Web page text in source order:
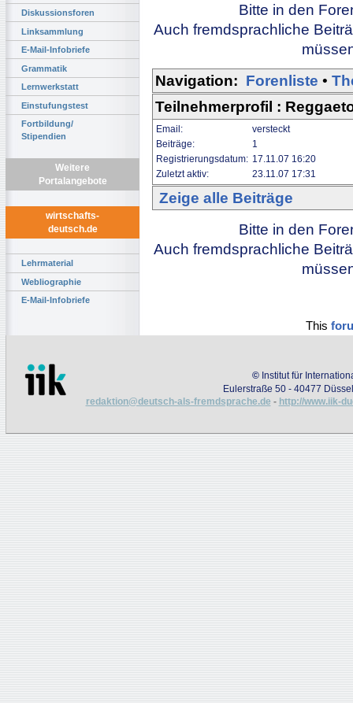
Diskussionsforen
Linksammlung
E-Mail-Infobriefe
Grammatik
Lernwerkstatt
Einstufungstest
Fortbildung/
Stipendien
Weitere
Portalangebote
wirtschafts-
deutsch.de
Lehrmaterial
Webliographie
E-Mail-Infobriefe
Bitte in den
Auch fremdsprachliche
Navigation: Forenliste •
Teilnehmerprofil :
Email:
versteckt
Beiträge:
1
Registrierungsdatum: 17.11.07 16:20
Zuletzt aktiv:
23.11.07 17:31
Zeige alle Beiträge
Bitte in den
Auch fremdsprachliche
This
© Institut für
Eulerstraße 50 - 40477
redaktion@deutsch-als-fremdsprache.de - http://www.iik-